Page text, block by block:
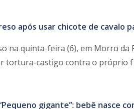
após usar chicote de cavalo
na quinta-feira (6), em Morro da
tortura-castigo contra o próprio f
gigante”: bebê nasce